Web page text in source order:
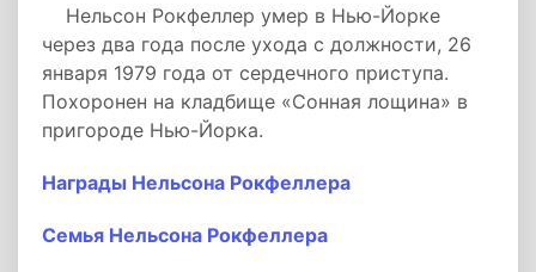
Нельсон Рокфеллер умер в Нью-Йорке
через два года после ухода с должности, 26
января 1979 года от сердечного приступа.
Похоронен на кладбище «Сонная лощина» в
пригороде Нью-Йорка.
Награды Нельсона Рокфеллера
Семья Нельсона Рокфеллера